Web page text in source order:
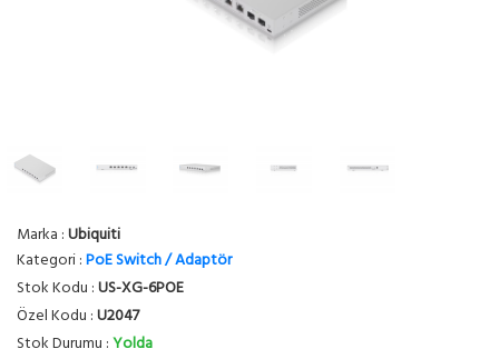
Marka :Ubiquiti
Kategori :PoE Switch / Adaptör
Stok Kodu :US-XG-6POE
Özel Kodu :U2047
Stok Durumu :Yolda